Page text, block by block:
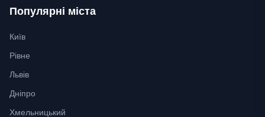
Популярні міста
Київ
Рівне
Львів
Дніпро
Хмельницький